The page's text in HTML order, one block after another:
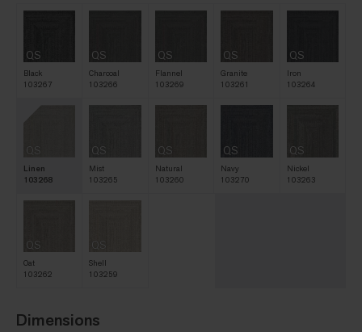
QS
Black
103267
QS
Charcoal
103266
QS
Flannel
103269
QS
Granite
103261
QS
Iron
103264
QS
Linen
103268
QS
Mist
103265
QS
Natural
103260
QS
Navy
103270
QS
Nickel
103263
QS
Oat
103262
QS
Shell
103259
Dimensions